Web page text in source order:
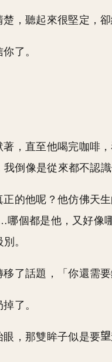
，聽起來很堅定，卻
了。
著，直至他喝完咖啡
倒像是從來都不認識
的他呢？他仿佛天
個都是他，又好像
。
了話題，「你還需
了。
眼，那雙眸子似是要